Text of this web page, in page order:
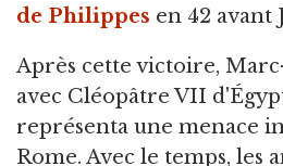
de Philippes en 42 avant
Après cette victoire,
avec Cléopâtre VII
représenta une menace
Rome. Avec le temps, les